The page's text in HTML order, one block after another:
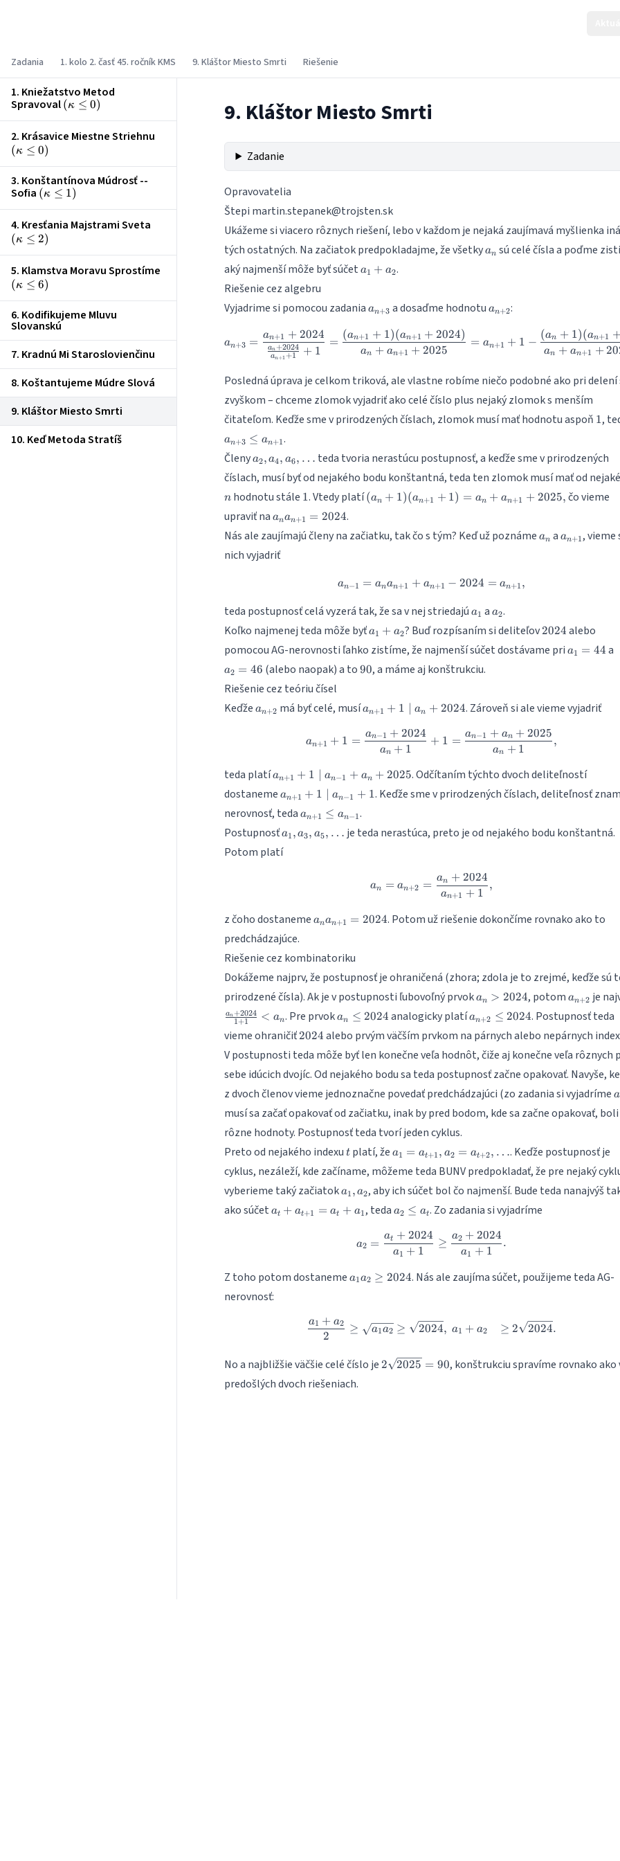
Zadania 1. kolo 2. časť 45. ročník KMS 9. Kláštor Miesto Smrti Riešenie
1. Kniežatstvo Metod
Spravoval \left(\kappa
\le 0\right)
(κ ≤ 0)
2. Krásavice Miestne Striehnu
(κ ≤ 0)
3. Konštantínova Múdrosť --
Sofia \left(\kappa
\le 1\right)
(κ ≤ 1)
4. Kresťania Majstrami Sveta
(κ ≤ 2)
5. Klamstva Moravu Sprostíme \left(\kappa
(κ ≤ 6)
6. Kodifikujeme Mluvu
Slovanskú
7. Kradnú Mi Staroslovienčinu
8. Koštantujeme Múdre Slová
9. Kláštor Miesto Smrti
10. Keď Metoda Stratíš
9. Kláštor Miesto Smrti
Zadanie
Opravovatelia
Štepi martin.stepanek@trojsten.sk
Ukážeme si viacero rôznych riešení, lebo v každom je nejaká zaujímavá myšlienka
tých ostatných. Na začiatok predpokladajme, že všetkya_n
an sú celé čísla a poďme
aký najmenší môže byť súčet a_1
a1 + a2.
Riešenie cez algebru
Vyjadrime si pomocou zadania a_{n+3}
an+3 a dosaďme hodnotu a_{n+2}
an+2:
a_{n+3} = \frac{a_{n+1} +
an+3 =
an+1 +1
an +2024 + 1
an+1 + 2024
=
an + an+1 + 2025
(an+1 + 1)(an+1 + 2024)
= an+1 + 1 −
an + an+1 +
(an + 1)(an+1
Posledná úprava je celkom triková, ale vlastne robíme niečo podobné ako pri delení
zvyškom – chceme zlomok vyjadriť ako celé číslo plus nejaký zlomok s menším
čitateľom. Keďže sme v prirodzených číslach, zlomok musí mať hodnotu aspoň 1
1,
an+3 ≤ an+1 .
Členya_2,
a_6,
\dots
a2, a4, a6, … teda tvoria nerastúcu postupnosť, a keďže sme v prirodzených
číslach, musí byť od nejakého bodu konštantná, teda ten zlomok musí mať od
nhodnotu stále 1
1. Vtedy platí(a_n + 1)
(a_{n+1}
a_n +
(an + 1)(an+1 + 1) = an + an+1 + 2025, čo vieme
upraviť na a_na_{n+1}
= 2024
anan+1 = 2024.
Nás ale zaujímajú členy na začiatku, tak čo s tým? Keď už poznáme a_n
an a a_{n+1}
an+1 , vieme
nich vyjadriť
a_{n-1}=a_na_{n+1} + a_{n+1} -
an−1 = anan+1 + an+1 − 2024 = an+1 ,
teda postupnosť celá vyzerá tak, že sa v nej striedajú a_1
a1 a a_2
a2.
Koľko najmenej teda môže byťa_1
a_2
a1 + a2? Buď rozpísaním si deliteľov 2024
2024 alebo
pomocou AG-nerovnosti ľahko zistíme, že najmenší súčet dostávame pri a_1
a1 = 44 a
a2 = 46 (alebo naopak) a to 90
90, a máme aj konštrukciu.
Riešenie cez teóriu čísel
Keďže a_{n+2}
an+2 má byť celé, musía_{n+1}
a_n +
2024
an+1 + 1 an + 2024. Zároveň si ale vieme vyjadriť
a_{n+1} + 1 = \frac{a_{n-1} +
an+1 + 1 =
an + 1
an−1 + 2024
+ 1 =
an + 1
an−1 + an + 2025
,
teda platía_{n+1}
a_{n-1}
+ a_n +
2025
an+1 + 1 an−1 + an + 2025. Odčítaním týchto dvoch deliteľností
dostaneme a_{n+1}
a_{n-1}
+ 1
an+1 + 1 an−1 + 1. Keďže sme v prirodzených číslach, deliteľnosť
nerovnosť, teda a_{n+1}\leq
an+1 ≤ an−1 .
Postupnosťa_1,
a_3,
a_5,
a1 , a3, a5, … je teda nerastúca, preto je od nejakého bodu konštantná.
Potom platí
a_n = a_{n+2} = \frac{a_n +
an = an+2 =
an+1 + 1
an + 2024
,
z čoho dostaneme a_na_{n+1}
anan+1 = 2024. Potom už riešenie dokončíme rovnako ako to
predchádzajúce.
Riešenie cez kombinatoriku
Dokážeme najprv, že postupnosť je ohraničená (zhora; zdola je to zrejmé, keďže sú
prirodzené čísla). Ak je v postupnosti ľubovoľný prvoka_n
2024
an > 2024, potom a_{n+2}
an+2 je
1+1
an +2024 < an. Pre prvoka_n
2024
an ≤ 2024 analogicky platía_{n+2}
\leq
2024
an+2 ≤ 2024. Postupnosť teda
vieme ohraničiť 2024
2024 alebo prvým väčším prvkom na párnych alebo nepárnych
V postupnosti teda môže byť len konečne veľa hodnôt, čiže aj konečne veľa rôznych
sebe idúcich dvojíc. Od nejakého bodu sa teda postupnosť začne opakovať. Navyše,
z dvoch členov vieme jednoznačne povedať predchádzajúci (zo zadania si vyjadríme a
musí sa začať opakovať od začiatku, inak by pred bodom, kde sa začne opakovať, boli
rôzne hodnoty. Postupnosť teda tvorí jeden cyklus.
Preto od nejakého indexu t
tplatí, že a_1 =
a_{t+1},
a_2 =
a_{t+2},
\dots
a1 = at+1 , a2 = at+2, …. Keďže postupnosť je
cyklus, nezáleží, kde začíname, môžeme teda BUNV predpokladať, že pre nejaký
vyberieme taký začiatoka_1,
a1 , a2, aby ich súčet bol čo najmenší. Bude teda nanajvýš
ako súčet a_t +
at + at+1 = at + a1, teda a_2\leq
a2 ≤ at. Zo zadania si vyjadríme
a_2 = \frac{a_t + 2024}{a_1 +
a2 =
a1 + 1
at + 2024
≥
a1 + 1
a2 + 2024
.
Z toho potom dostaneme a_1a_2\geq
a1a2 ≥ 2024. Nás ale zaujíma súčet, použijeme teda AG-
nerovnosť:
\begin{align} \frac{a_1 +
2
a1 + a2 ≥ a1a2 ≥ 2024, a1 + a2 ≥ 2 2024.
No a najbližšie väčšie celé číslo je 2\sqrt{2025}
2 2025 = 90, konštrukciu spravíme rovnako ako
predošlých dvoch riešeniach.